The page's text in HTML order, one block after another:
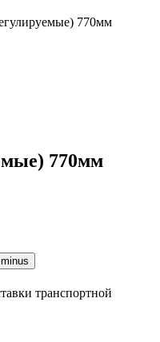
770мм
770мм
транспортной